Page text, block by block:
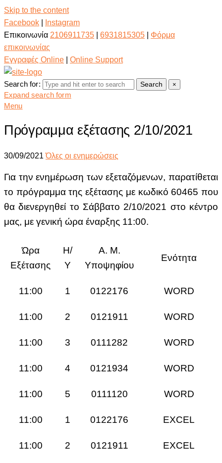
Skip to the content
Facebook
Instagram
Επικοινωνία 2106911735 6931815305
Φόρμα
επικοινωνίας
Εγγραφές Online
Online Support
Search for: Search ×
Expand search form
Menu
Πρόγραμμα εξέτασης 2/10/2021
30/09/2021 Όλες οι ενημερώσεις
Για την ενημέρωση των εξεταζόμενων, παρατίθεται
το πρόγραμμα της εξέτασης με κωδικό 60465 που
θα διενεργηθεί το Σάββατο 2/10/2021 στο κέντρο
μας, με γενική ώρα έναρξης 11:00.
Ώρα
Εξέτασης
Η/
Υ
Α. Μ.
Υποψηφίου
Ενότητα
11:00 1 0122176 WORD
11:00 2 0121911 WORD
11:00 3 0111282 WORD
11:00 4 0121934 WORD
11:00 5 0111120 WORD
11:00 1 0122176 EXCEL
11:00 2 0121911 EXCEL